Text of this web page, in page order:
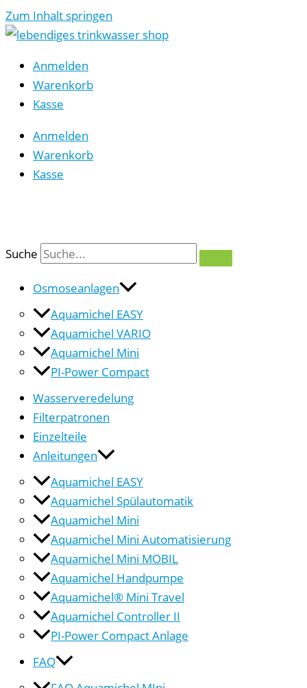
Zum Inhalt springen
Anmelden
Warenkorb
Kasse
Anmelden
Warenkorb
Kasse
Suche
Osmoseanlagen
Aquamichel EASY
Aquamichel VARIO
Aquamichel Mini
PI-Power Compact
Wasserveredelung
Filterpatronen
Einzelteile
Anleitungen
Aquamichel EASY
Aquamichel Spülautomatik
Aquamichel Mini
Aquamichel Mini Automatisierung
Aquamichel Mini MOBIL
Aquamichel Handpumpe
Aquamichel® Mini Travel
Aquamichel Controller II
PI-Power Compact Anlage
FAQ